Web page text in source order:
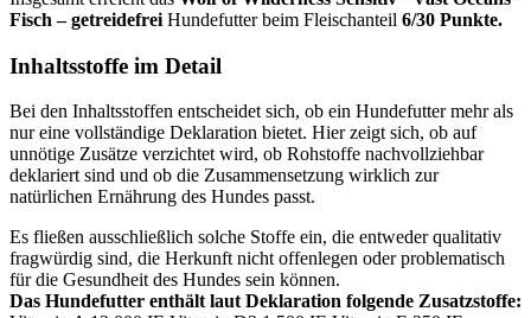
Fisch – getreidefrei Hundefutter beim Fleischanteil 6/30 Punkte.
Inhaltsstoffe im Detail
Bei den Inhaltsstoffen entscheidet sich, ob ein Hundefutter mehr als
nur eine vollständige Deklaration bietet. Hier zeigt sich, ob auf
unnötige Zusätze verzichtet wird, ob Rohstoffe nachvollziehbar
deklariert sind und ob die Zusammensetzung wirklich zur
natürlichen Ernährung des Hundes passt.
Es fließen ausschließlich solche Stoffe ein, die entweder qualitativ
fragwürdig sind, die Herkunft nicht offenlegen oder problematisch
für die Gesundheit des Hundes sein können.
Das Hundefutter enthält laut Deklaration folgende Zusatzstoffe: